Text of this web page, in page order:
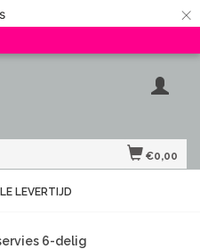
×
€0,00
LEVERTIJD
6-delig